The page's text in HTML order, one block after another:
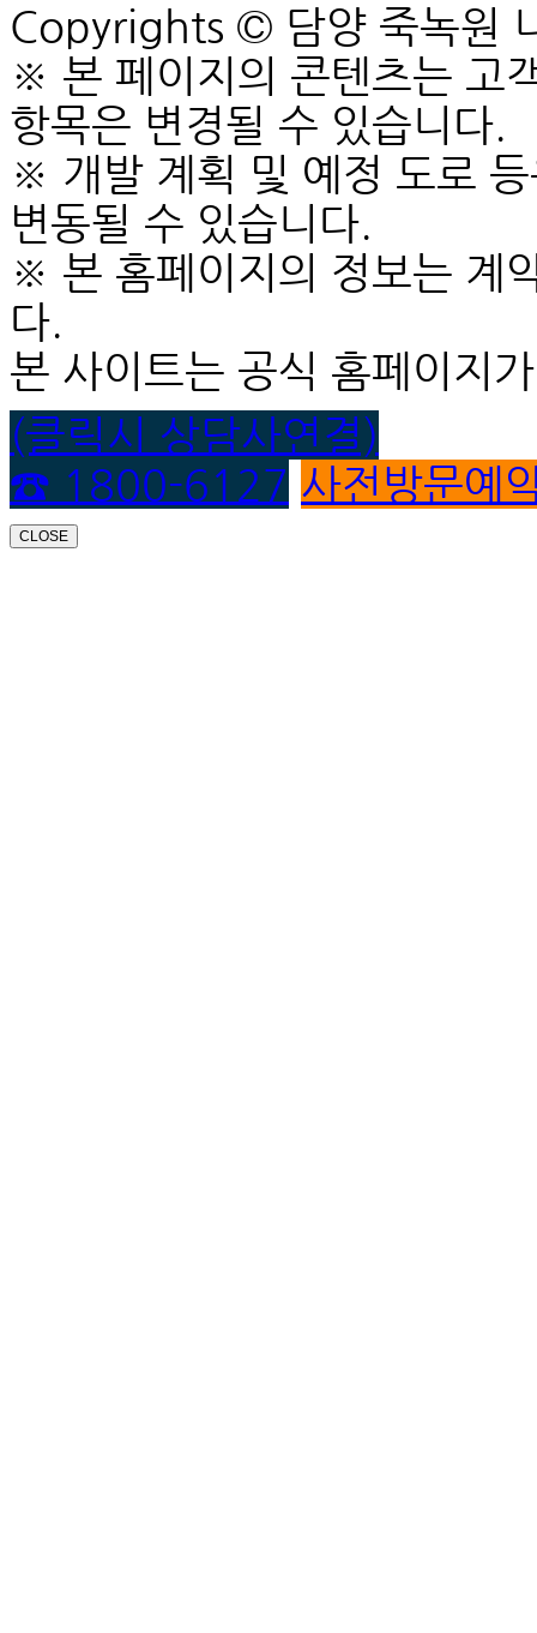
Copyrights © 담양 죽녹원
※ 본 페이지의 콘텐츠는 고
항목은 변경될 수 있습니다.
※ 개발 계획 및 예정 도로
변동될 수 있습니다.
※ 본 홈페이지의 정보는 계
다.
본 사이트는 공식 홈페이지
(클릭시 상담사연결)
☎ 1800-6127 사전방문예
CLOSE